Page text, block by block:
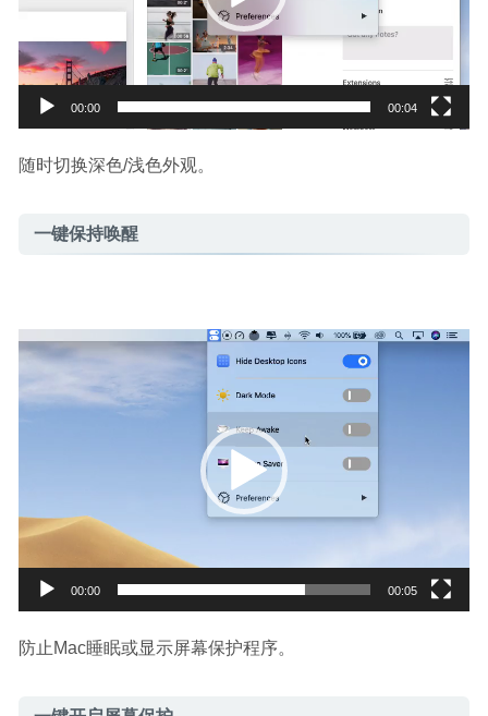
00:00 00:04
随时切换深色/浅色外观。
一键保持唤醒
视
播
00:00 00:05
防止Mac睡眠或显示屏幕保护程序。